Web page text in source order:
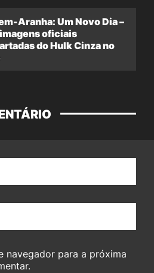
Aranha: Um Novo Dia –
oficiais
do Hulk Cinza no
navegador para a próxima